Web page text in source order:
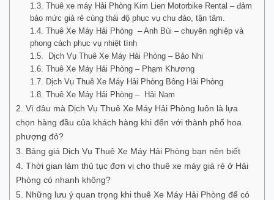
1.3. Thuê xe máy Hải Phòng Kim Lien Motorbike Rental – đảm
bảo mức giá rẻ cùng thái độ phục vụ chu đáo, tận tâm.
1.4. Thuê Xe Máy Hải Phòng – Anh Bùi – chuyên nghiệp và
phong cách phục vụ nhiệt tình
1.5. Dịch Vụ Thuê Xe Máy Hải Phòng – Bảo Nhi
1.6. Thuê Xe Máy Hải Phòng – Phạm Khương
1.7. Dịch Vụ Thuê Xe Máy Hải Phòng Bông Hải Phòng
1.8. Thuê Xe Máy Hải Phòng – Hải Nam
2. Vì đâu mà Dịch Vụ Thuê Xe Máy Hải Phòng luôn là lựa
chọn hàng đầu của khách hàng khi đến với thành phố hoa
phượng đỏ?
3. Bảng giá Dịch Vụ Thuê Xe Máy Hải Phòng bạn nên biết
4. Thời gian làm thủ tục đơn vị cho thuê xe máy giá rẻ ở Hải
Phòng có nhanh không?
5. Những lưu ý quan trọng khi thuê Xe Máy Hải Phòng để có